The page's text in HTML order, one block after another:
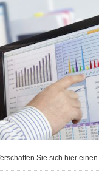
Sie sich hier einen